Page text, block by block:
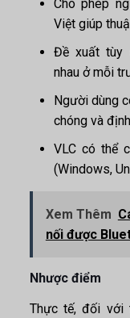
Cho phép
Việt giúp
Đề xuất tùy
nhau ở mỗi
Người dùng
chóng và
VLC có thể
(Windows,
Xem Thêm
nối được
Nhược điểm
Thực tế, đối với